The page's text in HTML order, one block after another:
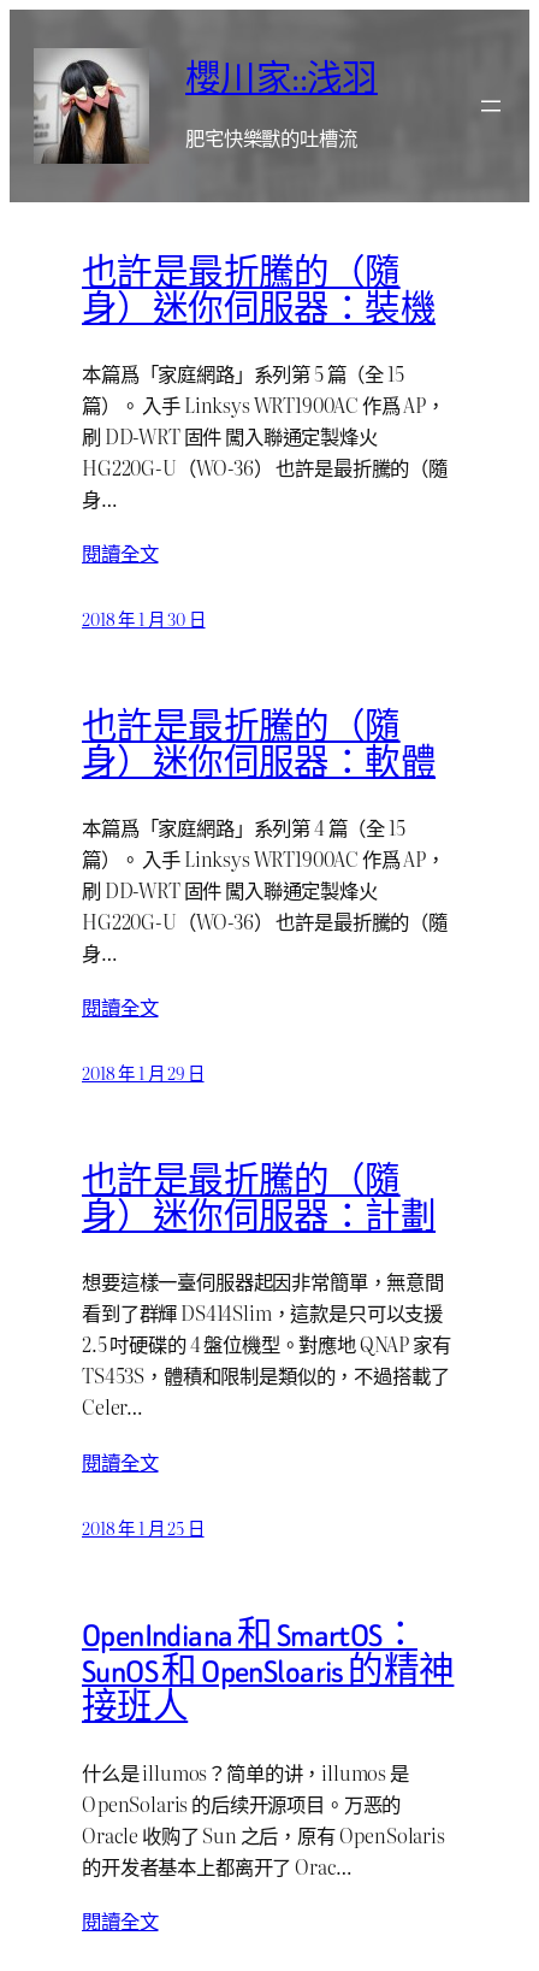
櫻川家::浅羽
肥宅快樂獸的吐槽流
也許是最折騰的（隨
身）迷你伺服器：裝機
本篇爲「家庭網路」系列第 5 篇（全 15
篇）。 入手 Linksys WRT1900AC 作爲 AP，
刷 DD-WRT 固件 闖入聯通定製烽火
HG220G-U（WO-36） 也許是最折騰的（隨
身…
閱讀全文
2018 年 1 月 30 日
也許是最折騰的（隨
身）迷你伺服器：軟體
本篇爲「家庭網路」系列第 4 篇（全 15
篇）。 入手 Linksys WRT1900AC 作爲 AP，
刷 DD-WRT 固件 闖入聯通定製烽火
HG220G-U（WO-36） 也許是最折騰的（隨
身…
閱讀全文
2018 年 1 月 29 日
也許是最折騰的（隨
身）迷你伺服器：計劃
想要這樣一臺伺服器起因非常簡單，無意間
看到了群輝 DS414Slim，這款是只可以支援
2.5 吋硬碟的 4 盤位機型。對應地 QNAP 家有
TS453S，體積和限制是類似的，不過搭載了
Celer…
閱讀全文
2018 年 1 月 25 日
OpenIndiana 和 SmartOS：
SunOS 和 OpenSloaris 的精神
接班人
什么是 illumos？简单的讲，illumos 是
OpenSolaris 的后续开源项目。万恶的
Oracle 收购了 Sun 之后，原有 OpenSolaris
的开发者基本上都离开了 Orac…
閱讀全文